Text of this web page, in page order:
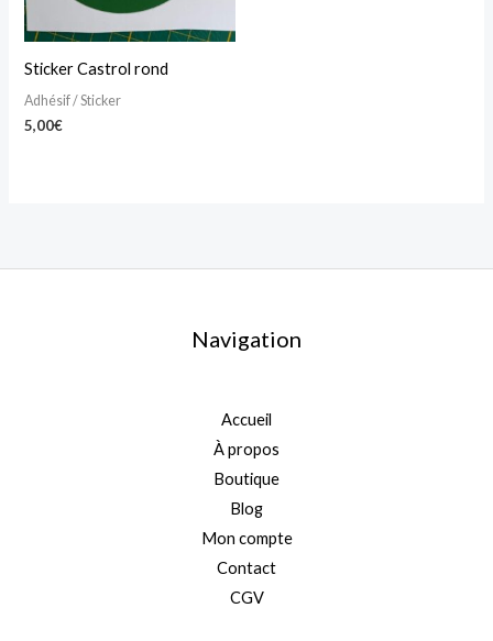
Sticker Castrol rond
Adhésif / Sticker
5,00€
Navigation
Accueil
À propos
Boutique
Blog
Mon compte
Contact
CGV